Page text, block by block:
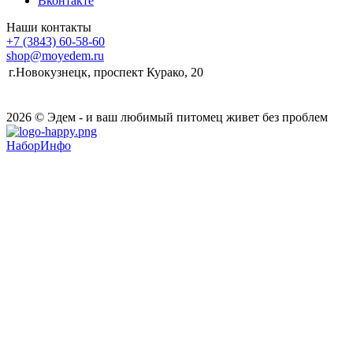
Наши контакты
+7 (3843) 60-58-60
shop@moyedem.ru
г.Новокузнецк, проспект Курако, 20
2026 © Эдем - и ваш любимый питомец живет без проблем
НаборИнфо